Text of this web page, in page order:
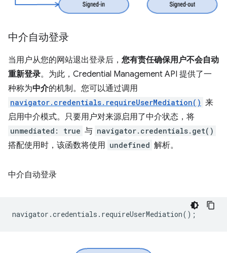
中介自动登录
当用户从您的网站退出登录后， 您有责任确保用户不会自动
重新登录。为此，Credential Management API 提供了一
种称为中介的机制。您可以通过调用
navigator.credentials.requireUserMediation() 来
启用中介模式。只要用户对来源启用了中介状态，将
unmediated: true 与 navigator.credentials.get()
搭配使用时，该函数将使用 undefined 解析。
中介自动登录
navigator .credentials . requireUserMediation();